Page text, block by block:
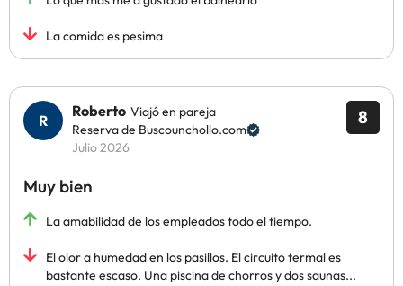
La comida es pesima
8
Roberto Viajó en pareja
Reserva de Buscounchollo.com
Julio 2026
Muy bien
La amabilidad de los empleados todo el tiempo.
El olor a humedad en los pasillos. El circuito termal es
bastante escaso. Una piscina de chorros y dos saunas...